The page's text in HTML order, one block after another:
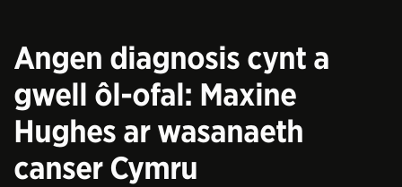
Angen diagnosis cynt a
gwell ôl-ofal: Maxine
Hughes ar wasanaeth
canser Cymru